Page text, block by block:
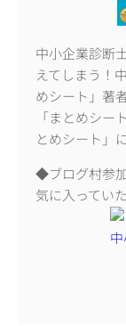
中小企業診断
えてしまう！
めシート」著
「まとめシー
とめシート」
◆ブログ村参
気に入ってい